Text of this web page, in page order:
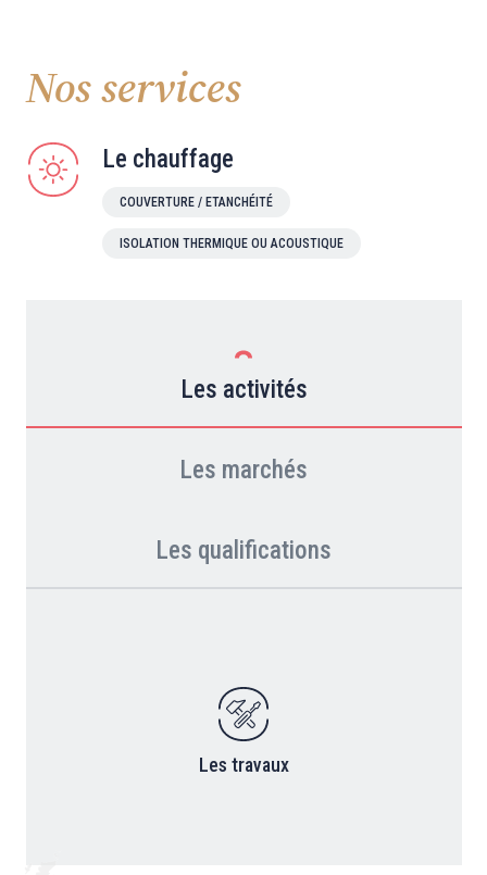
Nos services
Le chauffage
COUVERTURE / ETANCHÉITÉ
ISOLATION THERMIQUE OU ACOUSTIQUE
Les activités
Les marchés
Les qualifications
Les travaux